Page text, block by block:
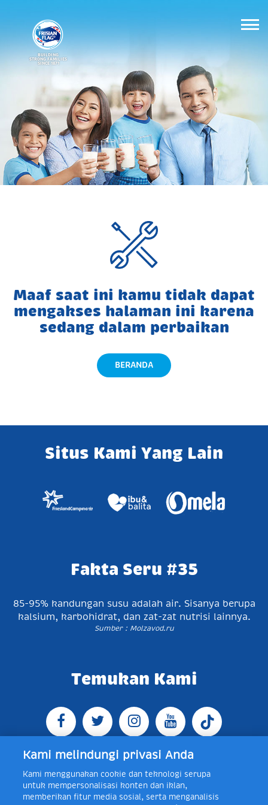
BUILDING
STRONG FAMILIES
SINCE 1871
Maaf saat ini kamu tidak dapat
mengakses halaman ini karena
sedang dalam perbaikan
BERANDA
Situs Kami Yang Lain
Fakta Seru #35
85-95% kandungan susu adalah air. Sisanya berupa
kalsium, karbohidrat, dan zat-zat nutrisi lainnya.
Sumber : Molzavod.ru
Temukan Kami
Jl. Raya Bogor KM 5, Pasar Rebo, Jakarta Timur,
Indonesia 13760
Telp +62 21 8410945 | PO BOX
Kami melindungi privasi Anda
Kami menggunakan cookie dan teknologi serupa
untuk mempersonalisasi konten dan iklan,
memberikan fitur media sosial, serta menganalisis